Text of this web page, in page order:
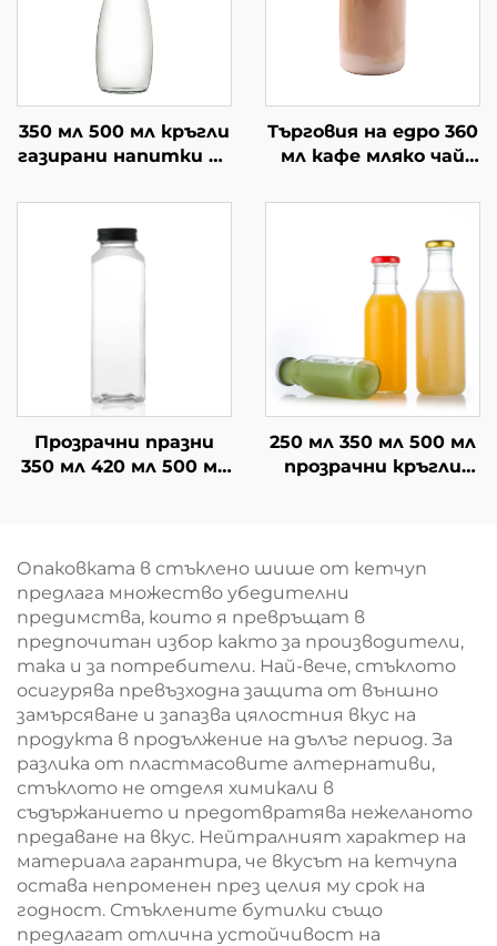
350 мл 500 мл кръгли
газирани напитки по
бутилки за сок
Търговия на едро 360
мл кафе мляко чай
стъклени бутилки
Прозрачни празни
350 мл 420 мл 500 мл
250 мл 350 мл 500 мл
прозрачни кръгли
Опаковката в стъклено шише от кетчуп
предлага множество убедителни
предимства, които я превръщат в
предпочитан избор както за производители,
така и за потребители. Най-вече, стъклото
осигурява превъзходна защита от външно
замърсяване и запазва цялостния вкус на
продукта в продължение на дълъг период. За
разлика от пластмасовите алтернативи,
стъклото не отделя химикали в
съдържанието и предотвратява нежеланото
предаване на вкус. Нейтралният характер на
материала гарантира, че вкусът на кетчупа
остава непроменен през целия му срок на
годност. Стъклените бутилки също
предлагат отлична устойчивост на